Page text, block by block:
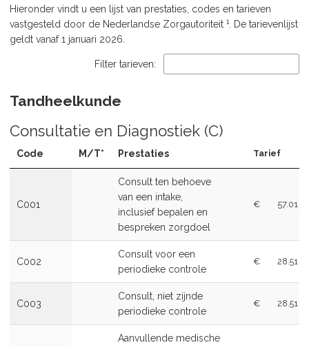
Hieronder vindt u een lijst van prestaties, codes en tarieven
vastgesteld door de Nederlandse Zorgautoriteit 1. De tarievenlijst
geldt vanaf 1 januari 2026.
Filter tarieven:
Tandheelkunde
Consultatie en Diagnostiek (C)
Code M/T* Prestaties Tarief
C001
Consult ten behoeve
van een intake,
inclusief bepalen en
bespreken zorgdoel
€ 57.01
C002
Consult voor een
periodieke controle
€ 28.51
C003
Consult, niet zijnde
periodieke controle
€ 28.51
Aanvullende medische